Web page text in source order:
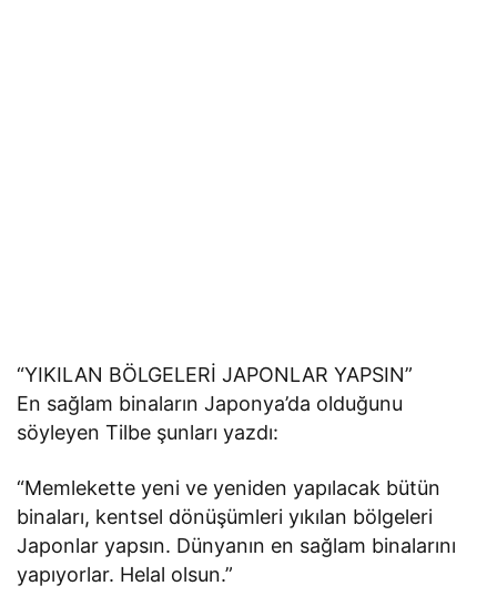
“YIKILAN BÖLGELERİ JAPONLAR YAPSIN”
En sağlam binaların Japonya’da olduğunu
söyleyen Tilbe şunları yazdı:
“Memlekette yeni ve yeniden yapılacak bütün
binaları, kentsel dönüşümleri yıkılan bölgeleri
Japonlar yapsın. Dünyanın en sağlam binalarını
yapıyorlar. Helal olsun.”